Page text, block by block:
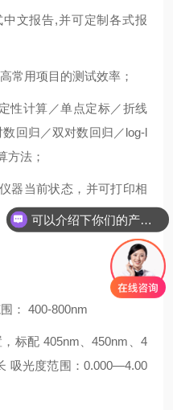
文报告,并可定制各式报
常用项目的测试效率；
性计算／单点定标／折线
回归／双对数回归／log-l
方法；
器当前状态，并可打印相
： 400-800nm
标配 405nm、450nm、4
吸光度范围：0.000―4.00
可以介绍下你们的产品么